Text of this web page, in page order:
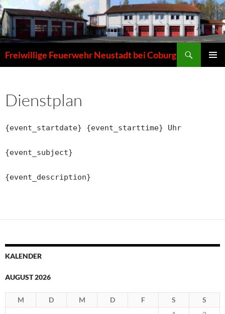
Zum
Inhalt
springen
Freiwillige Feuerwehr Neustadt bei Coburg
Dienstplan
{event_startdate} {event_starttime} Uhr
{event_subject}
{event_description}
KALENDER
AUGUST 2026
M D M D F S S